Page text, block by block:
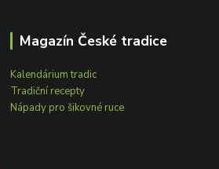
Magazín České tradice
Kalendárium tradic
Tradiční recepty
Nápady pro šikovné ruce